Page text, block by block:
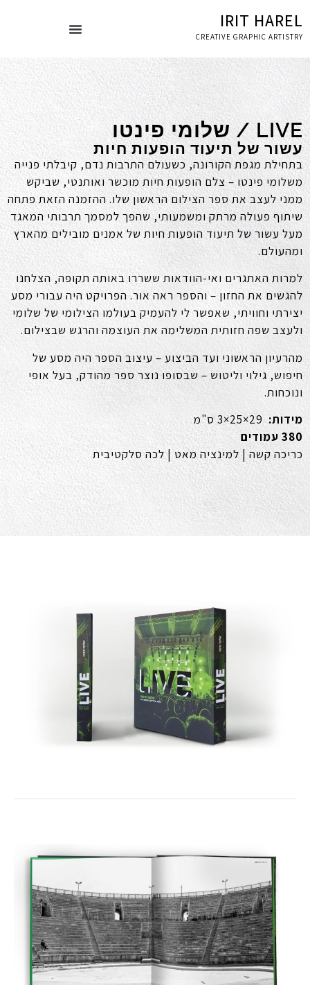
IRIT HAREL
CREATIVE GRAPHIC ARTISTRY
LIVE / שלומי פינטו
עשור של תיעוד הופעות חיות
בתחילת מגפת הקורונה, כשעולם התרבות נדם, קיבלתי פנייה
משלומי פינטו – צלם הופעות חיות מוכשר ואותנטי, שביקש
ממני לעצב את ספר הצילום הראשון שלו. ההזמנה הזאת פתחה
שיתוף פעולה מרתק ומשמעותי, שהפך למסמך תרבותי המאגד
מעל עשור של תיעוד הופעות חיות של אמנים מובילים מהארץ
ומהעולם.
למרות האתגרים ואי-הוודאות ששררו באותה תקופה, הצלחנו
להגשים את החזון – והספר ראה אור. הפרויקט היה עבורי מסע
יצירתי וחוויתי, שאפשר לי להעמיק בעולמו הצילומי של שלומי
ולעצב שפה חזותית המשלימה את העוצמה והרגש שבצילום.
מהרעיון הראשוני ועד הביצוע – עיצוב הספר היה מסע של
חיפוש, גילוי וליטוש – שבסופו נוצר ספר מהודק, בעל אופי
ונוכחות.
מידות:
380 עמודים
כריכה קשה | למינציה מאט | לכה סלקטיבית